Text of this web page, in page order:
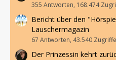
355 Antworten, 168.474
Bericht über den
Lauschermagazin
67 Antworten, 43.540
Der Prinzessin kehrt